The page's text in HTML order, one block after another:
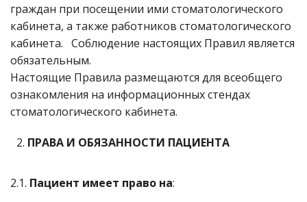
граждан при посещении ими стоматологического
кабинета, а также работников стоматологического
кабинета. Соблюдение настоящих Правил является
обязательным.
Настоящие Правила размещаются для всеобщего
ознакомления на информационных стендах
стоматологического кабинета.
ПРАВА И ОБЯЗАННОСТИ ПАЦИЕНТА
2.1. Пациент имеет право на: